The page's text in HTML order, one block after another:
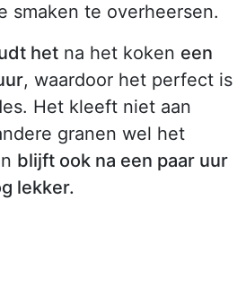
smaken te overheersen.
het na het koken een
, waardoor het perfect is
Het kleeft niet aan
granen wel het
blijft ook na een paar uur
lekker.